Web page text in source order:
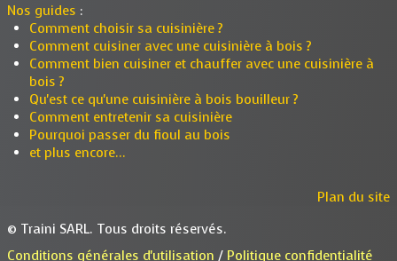
Nos guides :
Comment choisir sa cuisinière ?
Comment cuisiner avec une cuisinière à bois ?
Comment bien cuisiner et chauffer avec une cuisinière à
bois ?
Qu'est ce qu'une cuisinière à bois bouilleur ?
Comment entretenir sa cuisinière
Pourquoi passer du fioul au bois
et plus encore...
Plan du site
© Traini SARL. Tous droits réservés.
Conditions générales d'utilisation / Politique confidentialité